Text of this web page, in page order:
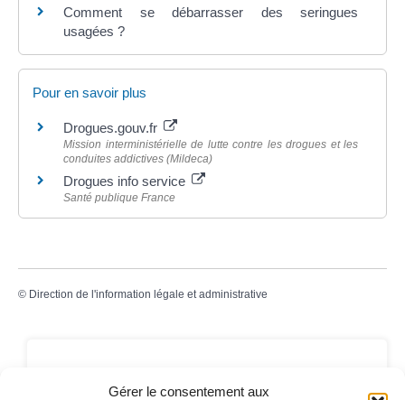
Gérer le consentement aux
Comment se débarrasser des seringues
usagées ?
Pour en savoir plus
Drogues.gouv.fr
Mission interministérielle de lutte contre les drogues et les
conduites addictives (Mildeca)
Drogues info service
Santé publique France
© Direction de l'information légale et administrative